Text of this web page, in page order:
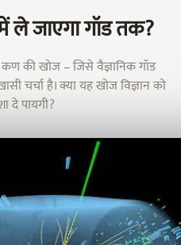
ले जाएगा गॉड तक?
की खोज – जिसे वैज्ञानिक गॉड
चर्चा है। क्या यह खोज विज्ञान को
दे पायगी?